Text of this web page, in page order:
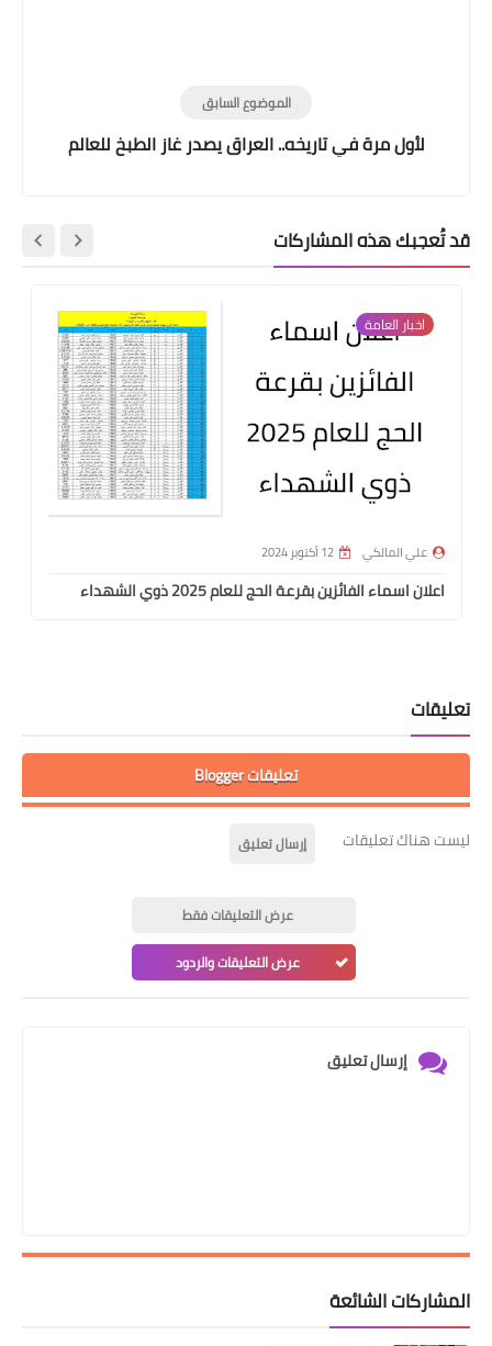
الموضوع السابق
لأول مرة في تاريخه.. العراق يصدر غاز الطبخ للعالم
قد تُعجبك هذه المشاركات
اخبار العامة
علي المالكي 12 أكتوبر 2024
اعلان اسماء الفائزين بقرعة الحج للعام 2025 ذوي الشهداء
تعليقات
تعليقات Blogger
ليست هناك تعليقات إرسال تعليق
عرض التعليقات فقط
عرض التعليقات والردود
إرسال تعليق
المشاركات الشائعة